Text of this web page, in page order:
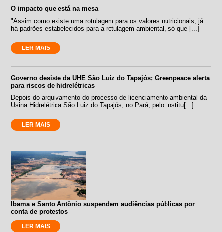
O impacto que está na mesa
"Assim como existe uma rotulagem para os valores nutricionais, já
há padrões estabelecidos para a rotulagem ambiental, só que [...]
LER MAIS
Governo desiste da UHE São Luiz do Tapajós; Greenpeace alerta
para riscos de hidrelétricas
Depois do arquivamento do processo de licenciamento ambiental da
Usina Hidrelétrica São Luiz do Tapajós, no Pará, pelo Institu[...]
LER MAIS
Ibama e Santo Antônio suspendem audiências públicas por
conta de protestos
LER MAIS